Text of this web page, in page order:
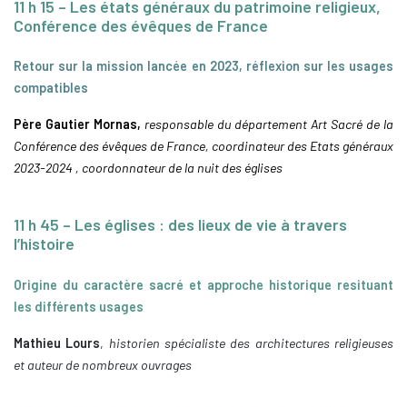
11 h 15 – Les états généraux du patrimoine religieux,
Conférence des évêques de France
Retour sur la mission lancée en 2023, réflexion sur les usages
compatibles
Père Gautier Mornas, responsable du département Art Sacré de la
Conférence des évêques de France, coordinateur des Etats généraux
2023-2024 , coordonnateur de la nuit des églises
11 h 45 – Les églises : des lieux de vie à travers
l’histoire
Origine du caractère sacré et approche historique resituant
les différents usages
Mathieu Lours, historien spécialiste des architectures religieuses
et auteur de nombreux ouvrages